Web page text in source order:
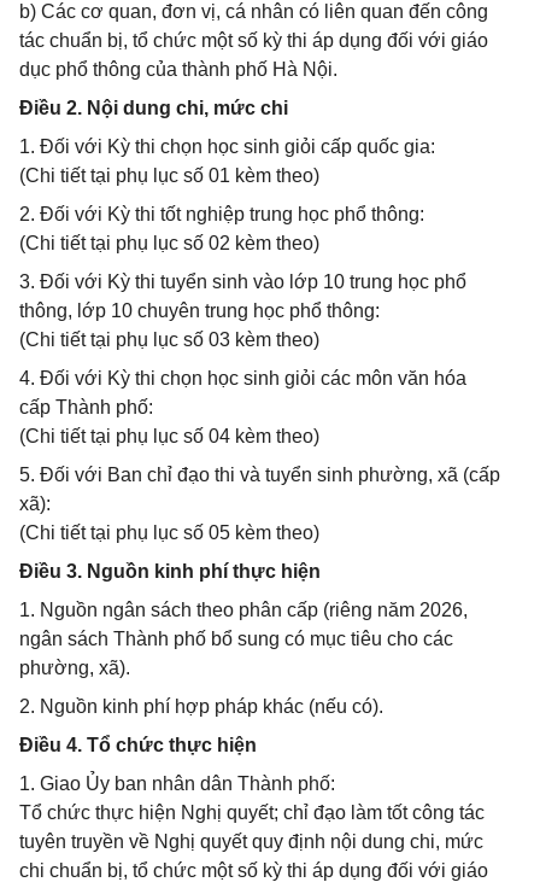
b) Các cơ quan, đơn vị, cá nhân có liên quan đến công
tác chuẩn bị, tổ chức một số kỳ thi áp dụng đối với giáo
dục phổ thông của thành phố Hà Nội.
Điều 2. Nội dung chi, mức chi
1. Đối với Kỳ thi chọn học sinh giỏi cấp quốc gia:
(Chi tiết tại phụ lục số 01 kèm theo)
2. Đối với Kỳ thi tốt nghiệp trung học phổ thông:
(Chi tiết tại phụ lục số 02 kèm theo)
3. Đối với Kỳ thi tuyển sinh vào lớp 10 trung học phổ
thông, lớp 10 chuyên trung học phổ thông:
(Chi tiết tại phụ lục số 03 kèm theo)
4. Đối với Kỳ thi chọn học sinh giỏi các môn văn hóa
cấp Thành phố:
(Chi tiết tại phụ lục số 04 kèm theo)
5. Đối với Ban chỉ đạo thi và tuyển sinh phường, xã (cấp
xã):
(Chi tiết tại phụ lục số 05 kèm theo)
Điều 3. Nguồn kinh phí thực hiện
1. Nguồn ngân sách theo phân cấp (riêng năm 2026,
ngân sách Thành phố bổ sung có mục tiêu cho các
phường, xã).
2. Nguồn kinh phí hợp pháp khác (nếu có).
Điều 4. Tổ chức thực hiện
1. Giao Ủy ban nhân dân Thành phố:
Tổ chức thực hiện Nghị quyết; chỉ đạo làm tốt công tác
tuyên truyền về Nghị quyết quy định nội dung chi, mức
chi chuẩn bị, tổ chức một số kỳ thi áp dụng đối với giáo